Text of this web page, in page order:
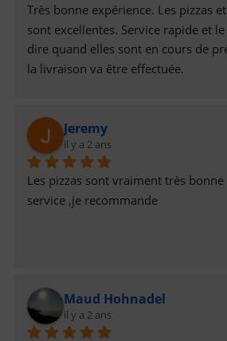
Très bonne expérience. Les pizzas
sont excellentes. Service rapide et
dire quand elles sont en cours de
la livraison va être effectuée.
Jeremy
il y a 2 ans
Les pizzas sont vraiment très
service ,je recommande
Maud Hohnadel
il y a 2 ans